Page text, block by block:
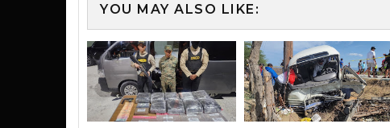
YOU MAY ALSO LIKE: